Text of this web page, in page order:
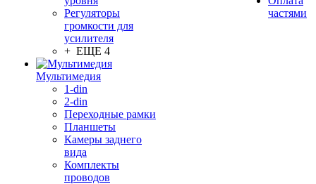
Регуляторы
громкости для
усилителя
+ ЕЩЕ 4
Мультимедия
1-din
2-din
Переходные рамки
Планшеты
Камеры заднего
вида
Комплекты
проводов
частями